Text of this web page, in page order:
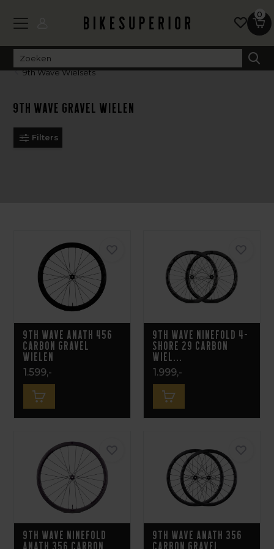
0
9th Wave Wielsets
9th Wave Gravel Wielen
Filters
9th Wave Anath 456
Carbon Gravel
Wielen
1.599,-
9th Wave Ninefold 4-
Shore 29 Carbon
Wiel...
1.999,-
9th Wave Ninefold
Anath 356 Carbon
9th Wave Anath 356
Carbon Gravel